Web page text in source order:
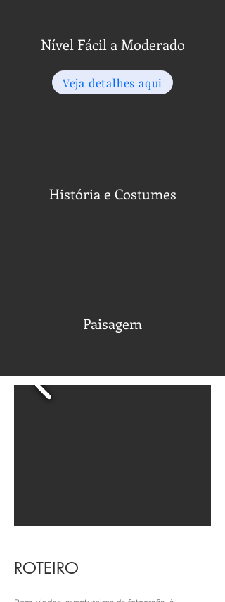
Nível Fácil a Moderado
História e Costumes
Paisagem
Veja detalhes aqui
ROTEIRO